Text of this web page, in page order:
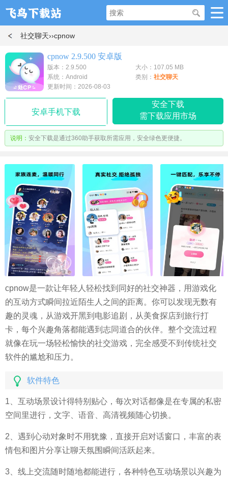
社交聊天››cpnow
cpnow 2.9.500 安卓版
版本：2.9.500
大小：107.05 MB
系统：Android
类别： 社交聊天
更新时间：2026-08-03
安卓手机下载
安全下载
需下载应用市场
说明： 安全下载是通过360助手获取所需应用，安全绿色更便捷。
cpnow是一款让年轻人轻松找到同好的社交神器，用游戏化
的互动方式瞬间拉近陌生人之间的距离。你可以发现无数有
趣的灵魂，从游戏开黑到电影追剧，从美食探店到旅行打
卡，每个兴趣角落都能遇到志同道合的伙伴。整个交流过程
就像在玩一场轻松愉快的社交游戏，完全感受不到传统社交
软件的尴尬和压力。
软件特色
1、互动场景设计得特别贴心，每次对话都像是在专属的私密
空间里进行，文字、语音、高清视频随心切换。
2、遇到心动对象时不用犹豫，直接开启对话窗口，丰富的表
情包和图片分享让聊天氛围瞬间活跃起来。
3、线上交流随时随地都能进行，各种特色互动场景以兴趣为